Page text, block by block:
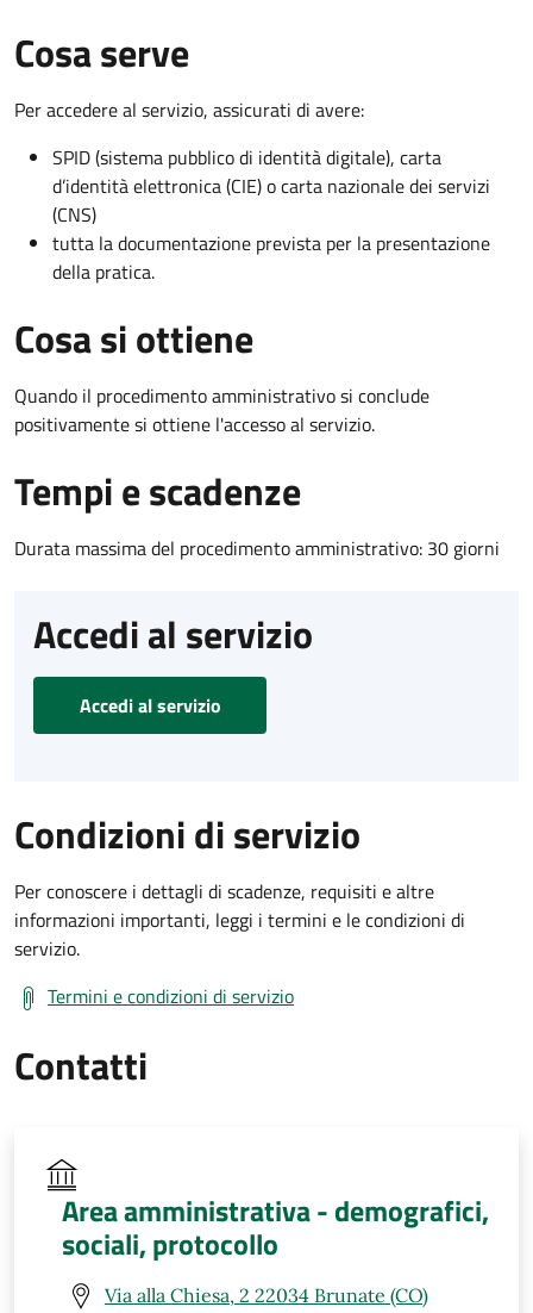
Cosa serve
Per accedere al servizio, assicurati di avere:
SPID (sistema pubblico di identità digitale), carta
d’identità elettronica (CIE) o carta nazionale dei servizi
(CNS)
tutta la documentazione prevista per la presentazione
della pratica.
Cosa si ottiene
Quando il procedimento amministrativo si conclude
positivamente si ottiene l'accesso al servizio.
Tempi e scadenze
Durata massima del procedimento amministrativo: 30 giorni
Accedi al servizio
Accedi al servizio
Condizioni di servizio
Per conoscere i dettagli di scadenze, requisiti e altre
informazioni importanti, leggi i termini e le condizioni di
servizio.
Termini e condizioni di servizio
Contatti
Area amministrativa - demografici,
sociali, protocollo
Via alla Chiesa, 2 22034 Brunate (CO)